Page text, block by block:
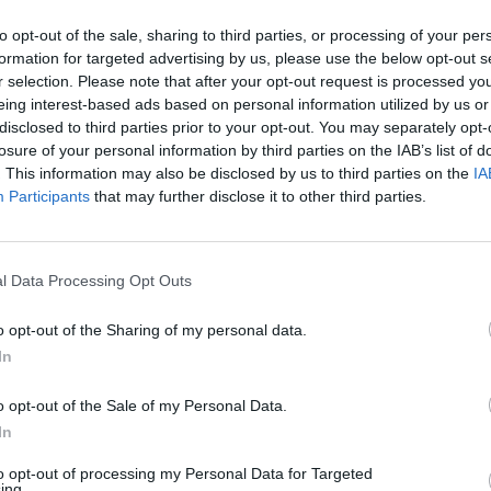
opt-out of the sale, sharing to third parties, or processing of your
for targeted advertising by us, please use the below opt-out
selection. Please note that after your opt-out request is processed
interest-based ads based on personal information utilized by us
to third parties prior to your opt-out. You may separately
of your personal information by third parties on the IAB’s list of
This information may also be disclosed by us to third parties on the
Participants that may further disclose it to other third parties.
Data Processing Opt Outs
opt-out of the Sharing of my personal data.
opt-out of the Sale of my Personal Data.
opt-out of processing my Personal Data for Targeted
befektetések 2025-ben 16,8 milliárd euróra
növekedés és hétéves csúcs. A beruházások közel
járművek ellátási lánca szívta fel.
ismét a kontinens legnagyobb kedvezményezettje
ám a koncentrált kitettség és az EU szigorodó
Az újonnan bejelentett projektek száma már
vizsgálja a kínai befektetéseket.
áprilisi választások után visszakerült az európai térképre
az uniós források hazahozatala, illetve hosszabb távon az
Magyarországnak addig és mekkora lökést adhatnak az
a kérdéssel foglalkozik a Portfolio konferenciája, mely